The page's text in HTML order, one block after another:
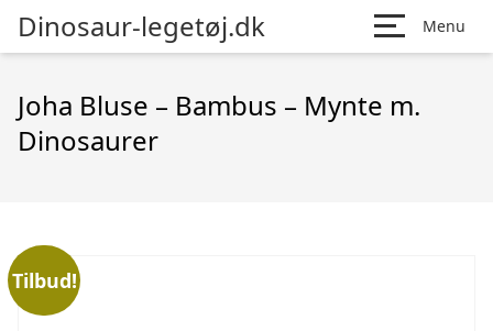
Dinosaur-legetøj.dk Menu
Joha Bluse – Bambus – Mynte m.
Dinosaurer
Tilbud!